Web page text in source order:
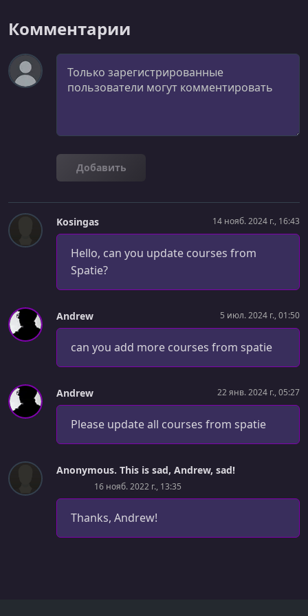
Комментарии
Комментарий
Добавить
Kosingas 14 нояб. 2024 г., 16:43
Hello, can you update courses from
Spatie?
Andrew 5 июл. 2024 г., 01:50
can you add more courses from spatie
Andrew 22 янв. 2024 г., 05:27
Please update all courses from spatie
Anonymous. This is sad, Andrew, sad!
16 нояб. 2022 г., 13:35
Thanks, Andrew!